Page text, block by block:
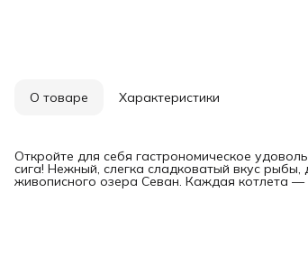
О товаре Характеристики
Откройте для себя гастрономическое
сига! Нежный, слегка сладковатый вкус
живописного озера Севан. Каждая котлета —